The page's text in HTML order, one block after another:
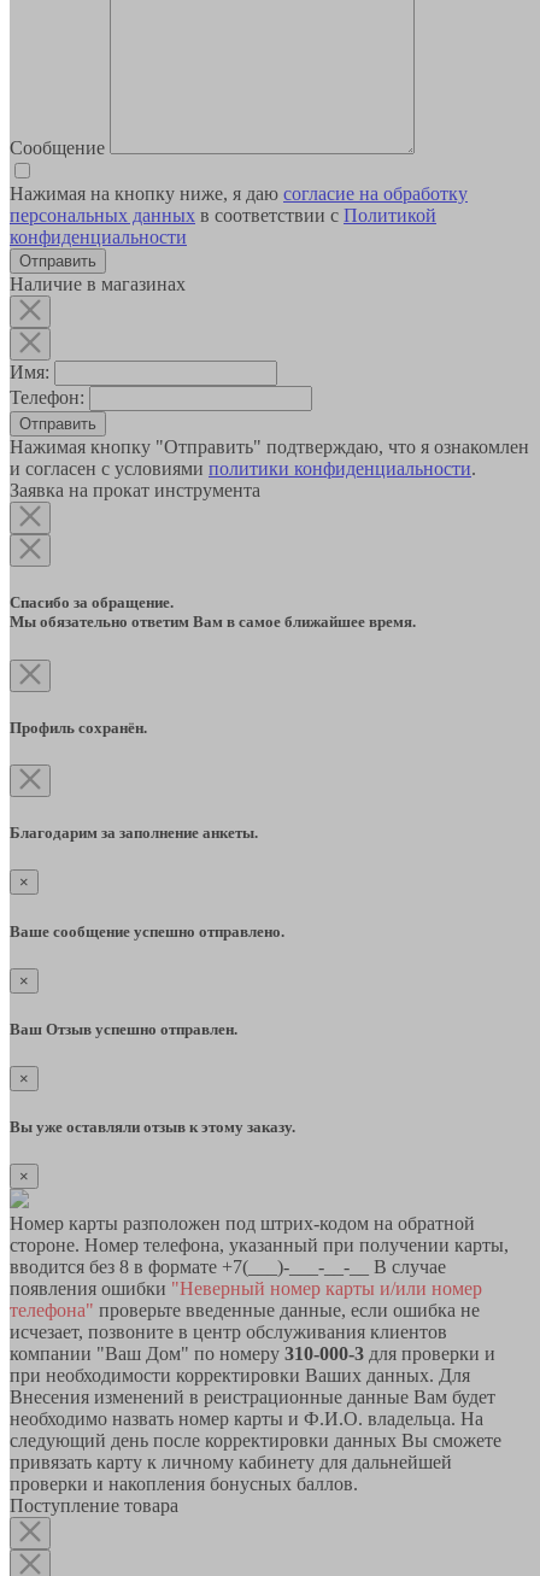
Сообщение
Нажимая на кнопку ниже, я даю согласие на обработку
персональных данных в соответствии с Политикой
конфиденциальности
Наличие в магазинах
Имя:
Телефон:
Отправить
Нажимая кнопку "Отправить" подтверждаю, что я ознакомлен
и согласен с условиями политики конфиденциальности.
Заявка на прокат инструмента
Спасибо за обращение.
Мы обязательно ответим Вам в самое ближайшее время.
Профиль сохранён.
Благодарим за заполнение анкеты.
×
Ваше сообщение успешно отправлено.
×
Ваш Отзыв успешно отправлен.
×
Вы уже оставляли отзыв к этому заказу.
×
Номер карты разположен под штрих-кодом на обратной
стороне. Номер телефона, указанный при получении карты,
вводится без 8 в формате +7(___)-___-__-__ В случае
появления ошибки "Неверный номер карты и/или номер
телефона" проверьте введенные данные, если ошибка не
исчезает, позвоните в центр обслуживания клиентов
компании "Ваш Дом" по номеру 310-000-3 для проверки и
при необходимости корректировки Ваших данных. Для
Внесения изменений в реистрационные данные Вам будет
необходимо назвать номер карты и Ф.И.О. владельца. На
следующий день после корректировки данных Вы сможете
привязать карту к личному кабинету для дальнейшей
проверки и накопления бонусных баллов.
Поступление товара